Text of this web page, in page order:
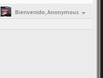
Bienvenido,Anonymous